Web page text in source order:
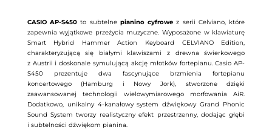
CASIO AP-S450 to subtelnepianino cyfrowe z serii Celviano, które
zapewnia wyjątkowe przeżycia muzyczne. Wyposażone w klawiaturę
Smart Hybrid Hammer Action Keyboard CELVIANO Edition,
charakteryzującą się białymi klawiszami z drewna świerkowego
z Austrii i doskonale symulującą akcję młotków fortepianu. Casio AP-
S450 prezentuje dwa fascynujące brzmienia fortepianu
koncertowego (Hamburg i Nowy Jork), stworzone dzięki
zaawansowanej technologii wielowymiarowego morfowania AiR.
Dodatkowo, unikalny 4-kanałowy system dźwiękowy Grand Phonic
Sound System tworzy realistyczny efekt przestrzenny, dodając głębi
i subtelności dźwiękom pianina.